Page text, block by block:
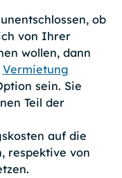
ob
von Ihrer
wollen, dann
Vermietung
sein. Sie
Teil der
auf die
respektive von